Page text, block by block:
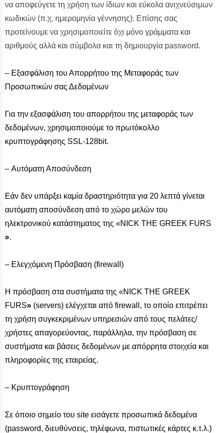
να αποφεύγετε τη χρήση των ίδιων και εύκολα ανιχνεύσιμων
κωδικών (π.χ. ημερομηνία γέννησης). Επίσης σας
προτείνουμε να χρησιμοποιείτε όχι μόνο γράμματα και
αριθμούς αλλά και σύμβολα και τη δημιουργία password.
– Εξασφάλιση του Απορρήτου της Μεταφοράς των
Προσωπικών σας Δεδομένων
Για την εξασφάλιση του απορρήτου της μεταφοράς των
δεδομένων, χρησιμοποιούμε το πρωτόκολλο
κρυπτογράφησης SSL-128bit.
– Αυτόματη Αποσύνδεση
Εάν δεν υπάρξει καμία δραστηριότητα για 20 λεπτά γίνεται
αυτόματη αποσύνδεση από το χώρο μελών του
ηλεκτρονικού κατάστηματος της «NICK THE GREEK FURS
».
– Ελεγχόμενη Πρόσβαση (firewall)
Η πρόσβαση στα συστήματα της «NICK THE GREEK
FURS» (servers) ελέγχεται από firewall, το οποίο επιτρέπει
τη χρήση συγκεκριμένων υπηρεσιών από τους πελάτες/
χρήστες απαγορεύοντας, παράλληλα, την πρόσβαση σε
συστήματα και βάσεις δεδομένων με απόρρητα στοιχεία και
πληροφορίες της εταιρείας.
– Κρυπτογράφηση
Σε όποιο σημείο του site εισάγετε προσωπικά δεδομένα
(password, διευθύνσεις, τηλέφωνα, πιστωτικές κάρτες κ.τ.λ.)